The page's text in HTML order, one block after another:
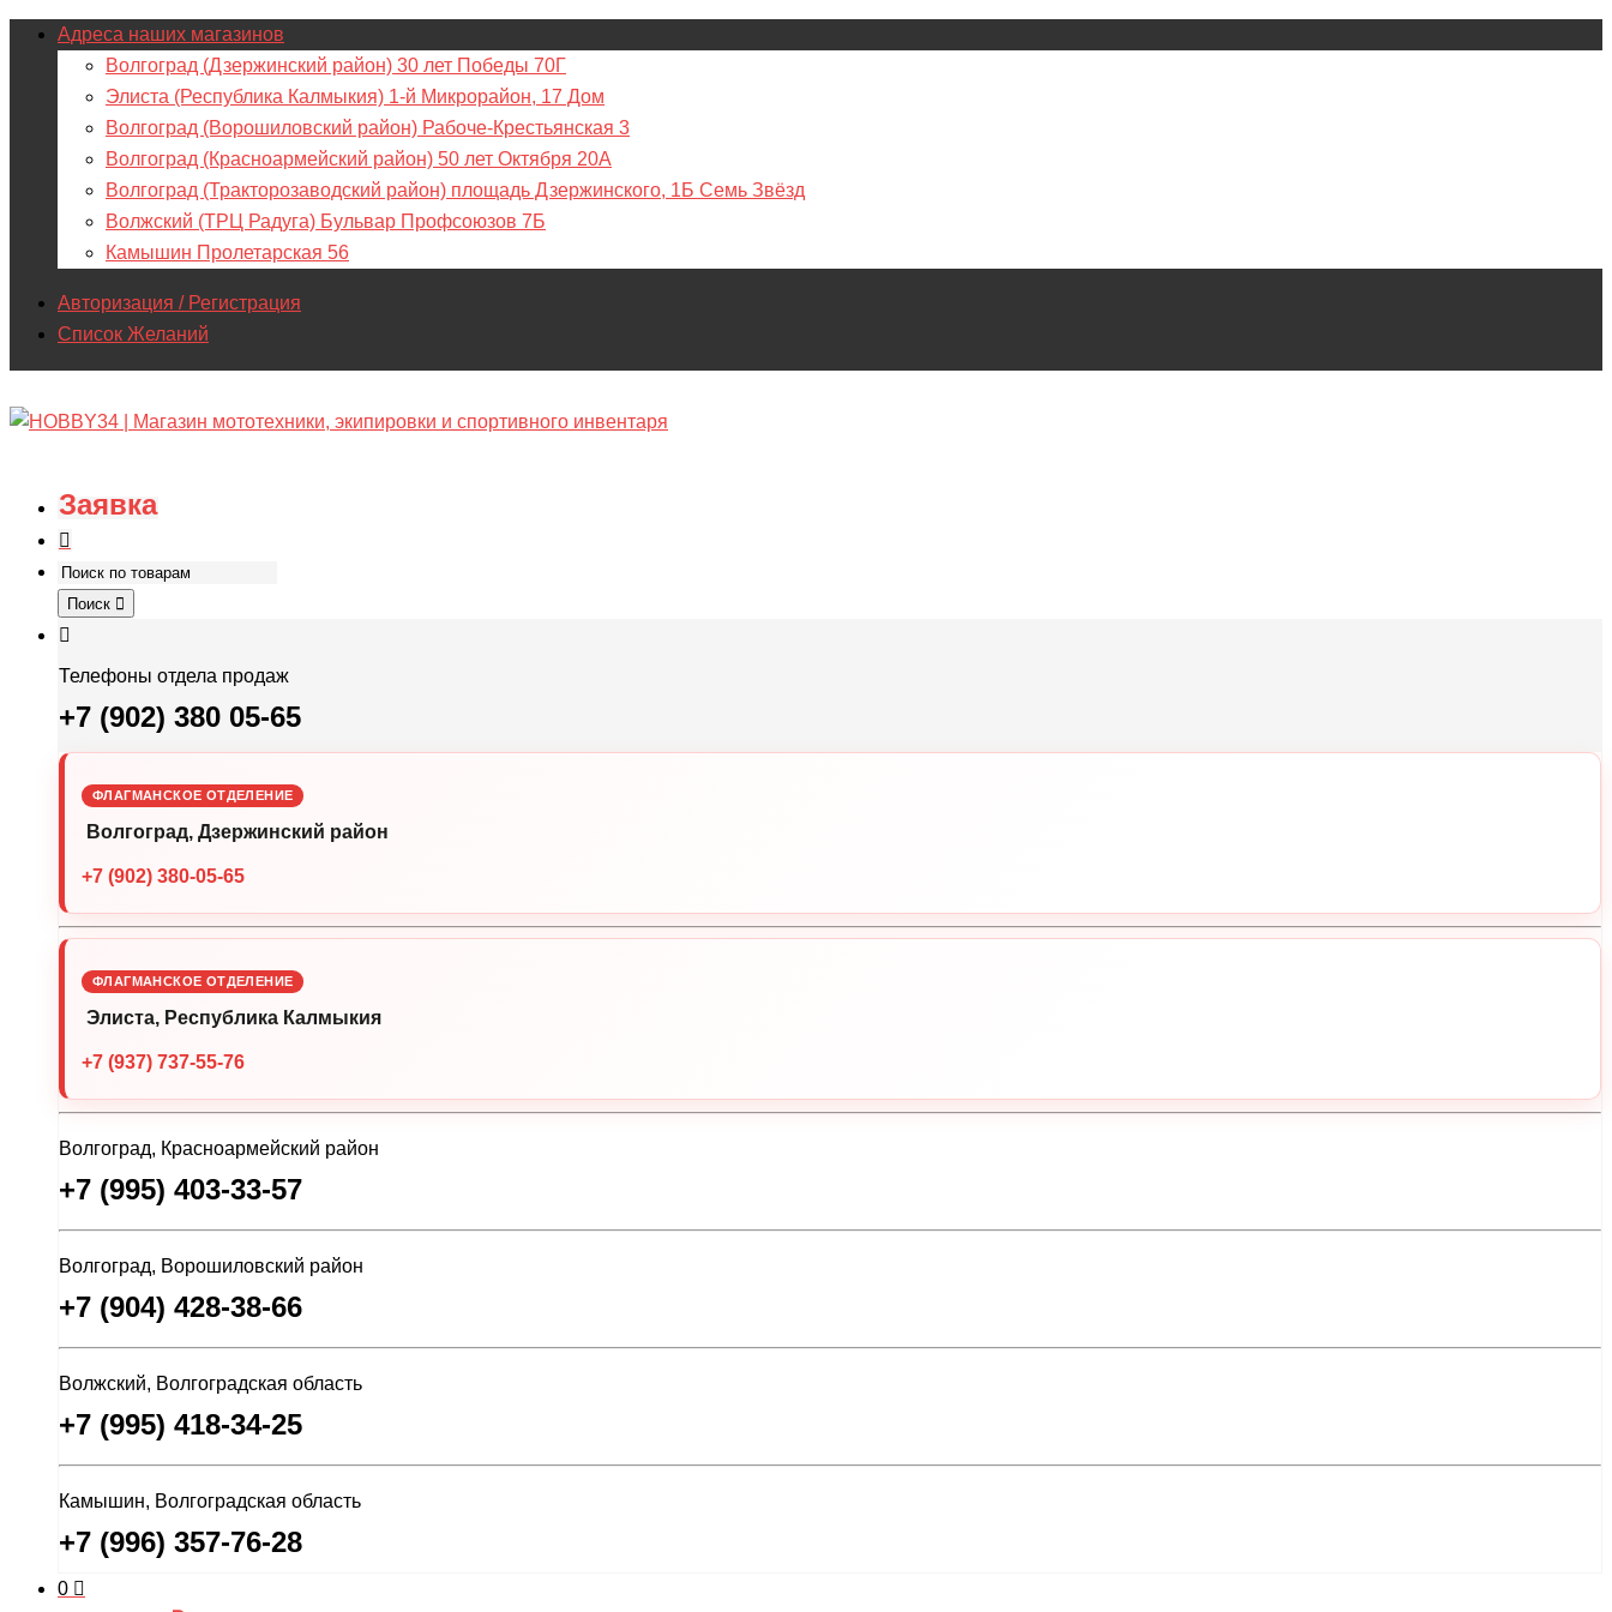
Адреса наших магазинов
Волгоград (Дзержинский район) 30 лет Победы 70Г
Элиста (Республика Калмыкия) 1-й Микрорайон, 17 Дом
Волгоград (Ворошиловский район) Рабоче-Крестьянская 3
Волгоград (Красноармейский район) 50 лет Октября 20А
Волгоград (Тракторозаводский район) площадь Дзержинского, 1Б Семь Звёзд
Волжский (ТРЦ Радуга) Бульвар Профсоюзов 7Б
Камышин Пролетарская 56
Авторизация / Регистрация
Список Желаний
Заявка
Поиск
Телефоны отдела продаж
+7 (902) 380 05-65
ФЛАГМАНСКОЕ ОТДЕЛЕНИЕ
Волгоград, Дзержинский район
+7 (902) 380-05-65
ФЛАГМАНСКОЕ ОТДЕЛЕНИЕ
Элиста, Республика Калмыкия
+7 (937) 737-55-76
Волгоград, Красноармейский район
+7 (995) 403-33-57
Волгоград, Ворошиловский район
+7 (904) 428-38-66
Волжский, Волгоградская область
+7 (995) 418-34-25
Камышин, Волгоградская область
+7 (996) 357-76-28
0